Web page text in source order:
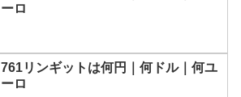
ーロ
761リンギットは何円｜何ドル｜何ユ
ーロ